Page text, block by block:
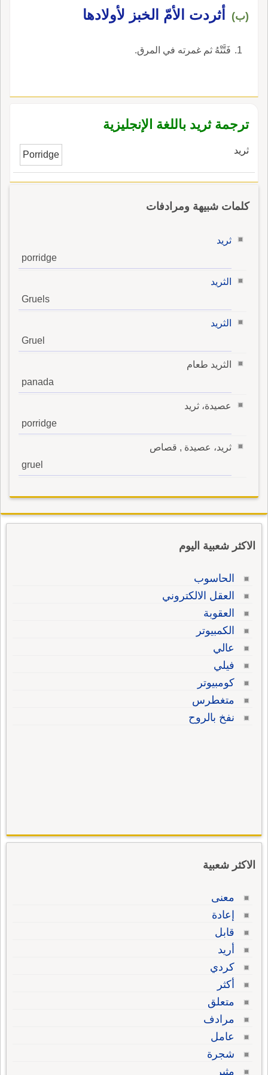
(ب) أثردت الأمّ الخبز لأولادها
فَتَّتْهُ ثم غمرته في المرق.
ترجمة ثريد باللغة الإنجليزية
ثريد Porridge
كلمات شبيهة ومرادفات
ثريد
porridge
الثريد
Gruels
الثريد
Gruel
الثريد طعام
panada
عصيدة، ثريد
porridge
ثريد، عصيدة , قصاص
gruel
الاكثر شعبية اليوم
الحاسوب
العقل الالكتروني
العقوبة
الكمبيوتر
عالي
فيلي
كومبيوتر
متغطرس
نفخ بالروح
الاكثر شعبية
معنى
إعادة
قابل
أريد
كردي
أكثر
متعلق
مرادف
عامل
شجرة
مثير